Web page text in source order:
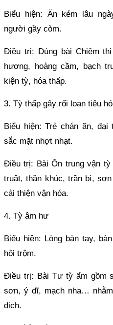
Biểu hiện: Ăn kém lâu
người gầy còm.
Điều trị: Dùng bài Chiêm
hương, hoàng cầm, bạch
kiện tỳ, hóa thấp.
3. Tỳ thấp gây rối loạn tiêu
Biểu hiện: Trẻ chán ăn,
sắc mặt nhợt nhạt.
Điều trị: Bài Ôn trung vận
truật, thần khúc, trần bì,
cải thiện vận hóa.
4. Tỳ âm hư
Biểu hiện: Lòng bàn tay,
hôi trộm.
Điều trị: Bài Tư tỳ ẩm gồm
sơn, ý dĩ, mạch nha…
dịch.